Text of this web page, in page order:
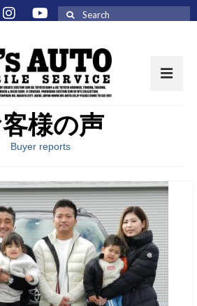
ーツ一覧
は
様の声
Buyer reports